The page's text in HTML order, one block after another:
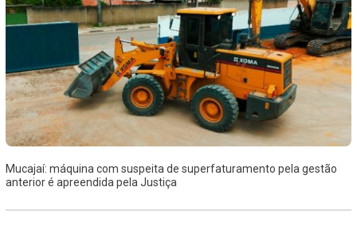
Mucajaí: máquina com suspeita de superfaturamento pela gestão
anterior é apreendida pela Justiça